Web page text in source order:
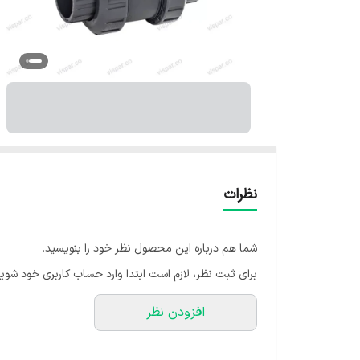
نظرات
شما هم درباره این محصول نظر خود را بنویسید.
برای ثبت نظر، لازم است ابتدا وارد حساب کاربری خود
افزودن نظر